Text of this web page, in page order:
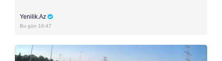
Yenilik.Az
Bu gün 16:47